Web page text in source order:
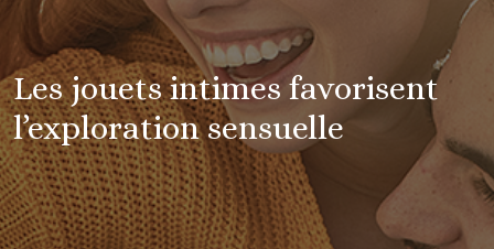
Les jouets intimes favorisent
l’exploration sensuelle